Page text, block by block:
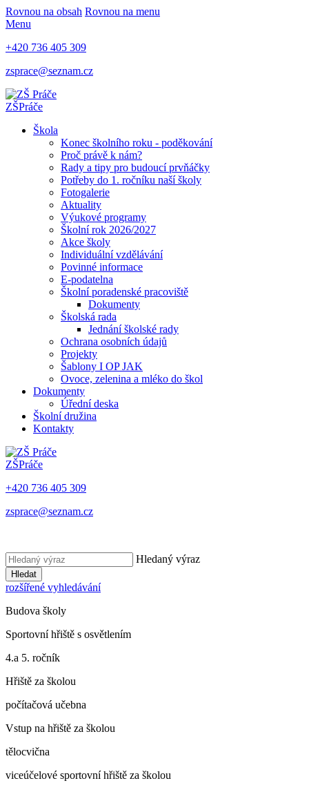
Rovnou na obsah Rovnou na menu
Menu
+420 736 405 309
zsprace@seznam.cz
ZŠPráče
Škola
Konec školního roku - poděkování
Proč právě k nám?
Rady a tipy pro budoucí prvňáčky
Potřeby do 1. ročníku naší školy
Fotogalerie
Aktuality
Výukové programy
Školní rok 2026/2027
Akce školy
Individuální vzdělávání
Povinné informace
E-podatelna
Školní poradenské pracoviště
Dokumenty
Školská rada
Jednání školské rady
Ochrana osobních údajů
Projekty
Šablony I OP JAK
Ovoce, zelenina a mléko do škol
Dokumenty
Úřední deska
Školní družina
Kontakty
ZŠPráče
+420 736 405 309
zsprace@seznam.cz
Hledaný výraz
Hledat
rozšířené vyhledávání
Budova školy
Sportovní hřiště s osvětlením
4.a 5. ročník
Hřiště za školou
počítačová učebna
Vstup na hřiště za školou
tělocvična
viceúčelové sportovní hřiště za školou